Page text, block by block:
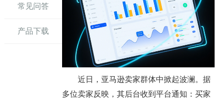
常见问答
产品下载
近日，亚马逊卖家群体中掀起波澜。据
多位卖家反映，其后台收到平台通知：买家